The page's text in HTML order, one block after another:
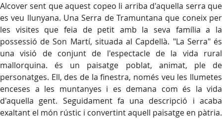
Alcover sent que aquest copeo li arriba d'aquella serra que
es veu llunyana. Una Serra de Tramuntana que coneix per
les visites que feia de petit amb la seva família a la
possessió de Son Martí, situada al Capdellà. "La Serra" és
una visió de conjunt de l'espectacle de la vida rural
mallorquina. és un paisatge poblat, animat, ple de
personatges. Ell, des de la finestra, només veu les llumetes
enceses a les muntanyes i es demana com és la vida
d'aquella gent. Seguidament fa una descripció i acaba
exaltant el món rústic i convertint aquell paisatge en pàtria.